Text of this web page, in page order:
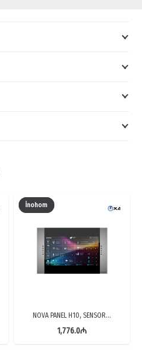
İnohom
NOVA PANEL H10, SENSOR…
1,776.0₼